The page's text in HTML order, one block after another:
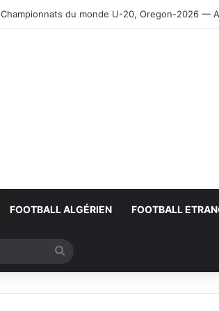
Championnats du monde U-20, Oregon-2026 —
FOOTBALL ALGÉRIEN FOOTBALL